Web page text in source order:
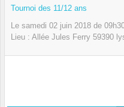
Tournoi des 11/12 ans
Le samedi 02 juin 2018 de
Lieu : Allée Jules Ferry 59390